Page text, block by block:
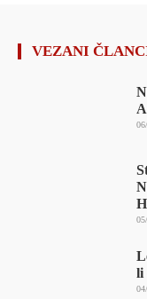
VEZANI
li